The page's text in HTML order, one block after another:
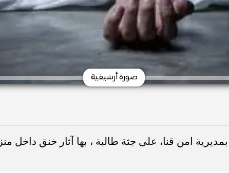
صورة أرشيفية
بمديرية امن قنا، على جثة طالبة ، بها آثار خنق داخل